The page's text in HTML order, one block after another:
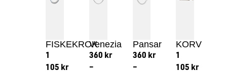
FISKEKROK
1
105 kr
Venezia
360 kr
–
Pansar
360 kr
–
KORV
1
105 kr